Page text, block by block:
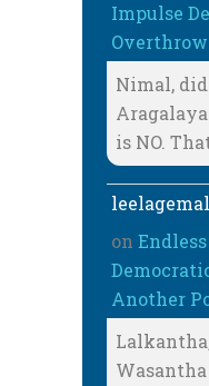
Impulse
Overthrow
Nimal,
is NO.
on
Another